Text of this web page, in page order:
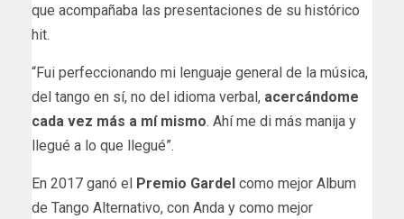
que acompañaba las presentaciones de su histórico
hit.
“Fui perfeccionando mi lenguaje general de la música,
del tango en sí, no del idioma verbal, acercándome
cada vez más a mí mismo. Ahí me di más manija y
llegué a lo que llegué”.
En 2017 ganó el Premio Gardel como mejor Album
de Tango Alternativo, con Anda y como mejor